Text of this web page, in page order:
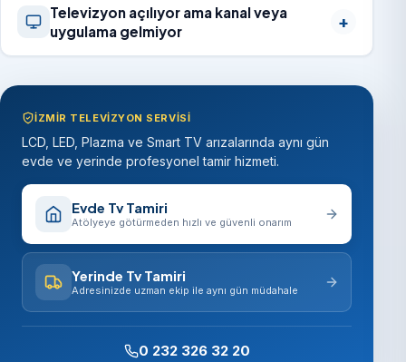
Televizyon açılıyor ama kanal veya
uygulama gelmiyor
İZMIR TELEVIZYON SERVISI
LCD, LED, Plazma ve Smart TV arızalarında aynı gün
evde ve yerinde profesyonel tamir hizmeti.
Evde Tv Tamiri
Atölyeye götürmeden hızlı ve güvenli onarım
Yerinde Tv Tamiri
Adresinizde uzman ekip ile aynı gün müdahale
0 232 326 32 20